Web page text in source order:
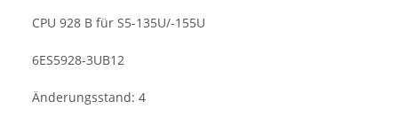
CPU 928 B für S5-135U/-155U
6ES5928-3UB12
Änderungsstand: 4